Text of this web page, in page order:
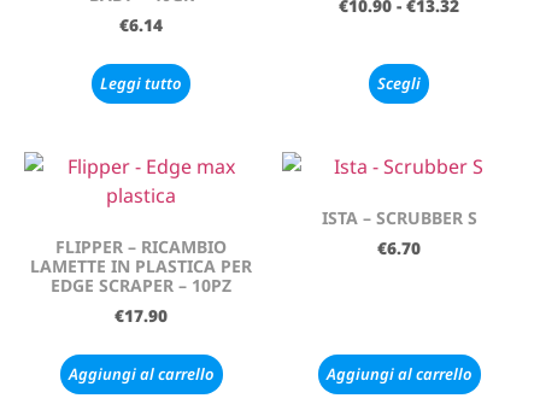
€6.14
Leggi tutto
€10.90 - €13.32
Scegli
FLIPPER – RICAMBIO
LAMETTE IN PLASTICA PER
EDGE SCRAPER – 10PZ
€17.90
Aggiungi al carrello
ISTA – SCRUBBER S
€6.70
Aggiungi al carrello